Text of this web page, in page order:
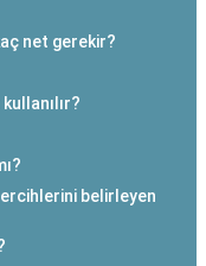
net gerekir?
belirleyen